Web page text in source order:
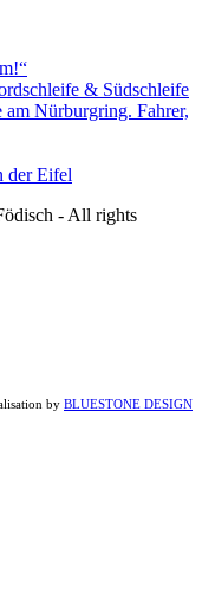
& Südschleife
Nürburgring. Fahrer,
der Eifel
- All rights
by BLUESTONE DESIGN